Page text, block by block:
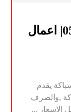
سباك في دبي |0545681606| اعمال
اعمال سباكة يقدم
,والصرف
الاسعار ...